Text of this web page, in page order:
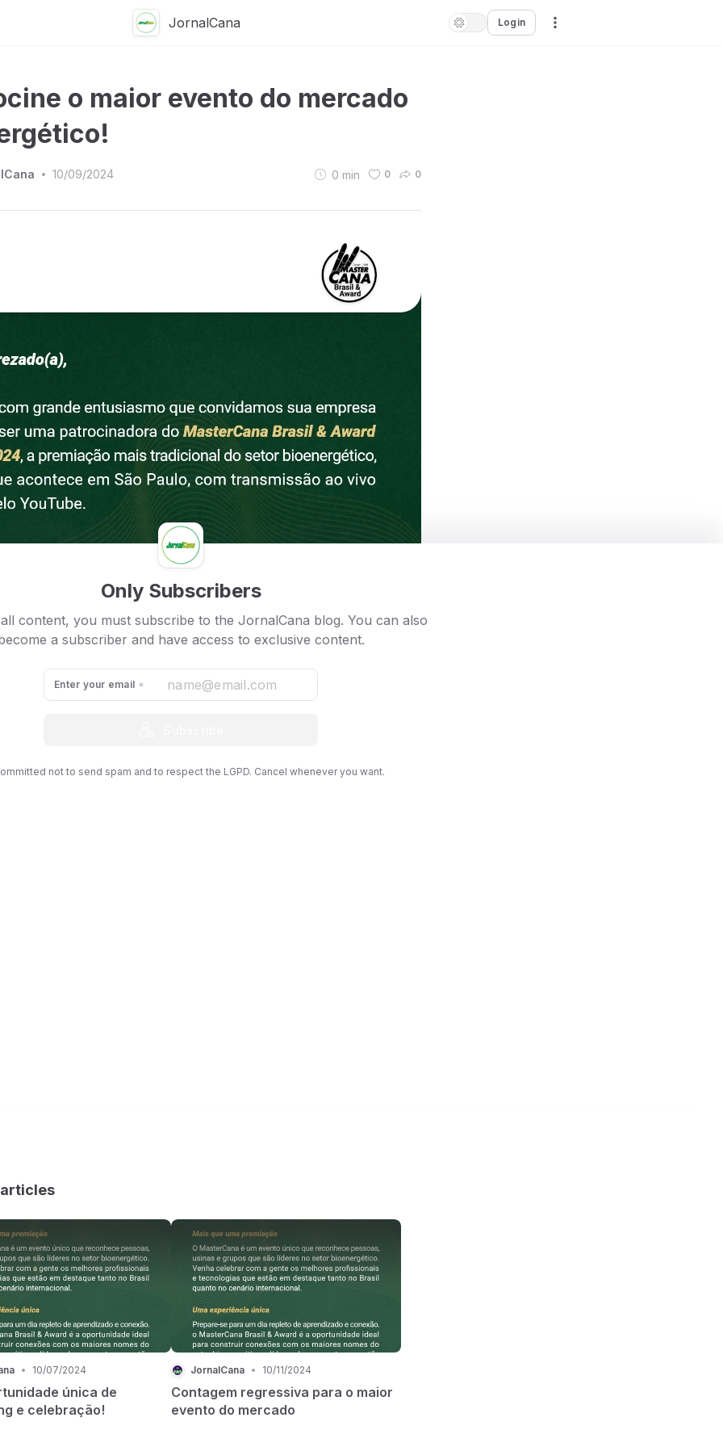
JornalCana Login
o maior evento do mercado
• 10/09/2024 0 min 0 0
Only Subscribers
content, you must subscribe to the JornalCana blog. You can also
a subscriber and have access to exclusive content.
Enter your email
not to send spam and to respect the LGPD. Cancel whenever you want.
• 10/07/2024
única de
e celebração!
JornalCana • 10/11/2024
Contagem regressiva para o maior
evento do mercado